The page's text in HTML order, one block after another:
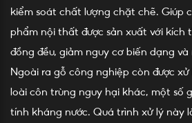
kiểm soát chất lượng chặt chẽ. Giúp
phẩm nội thất được sản xuất với kích
đồng đều, giảm nguy cơ biến dạng và
Ngoài ra gỗ công nghiệp còn được
loài côn trùng nguy hại khác, một số
tính kháng nước. Quá trình xử lý này